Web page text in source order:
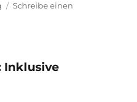
Schreibe einen
Inklusive